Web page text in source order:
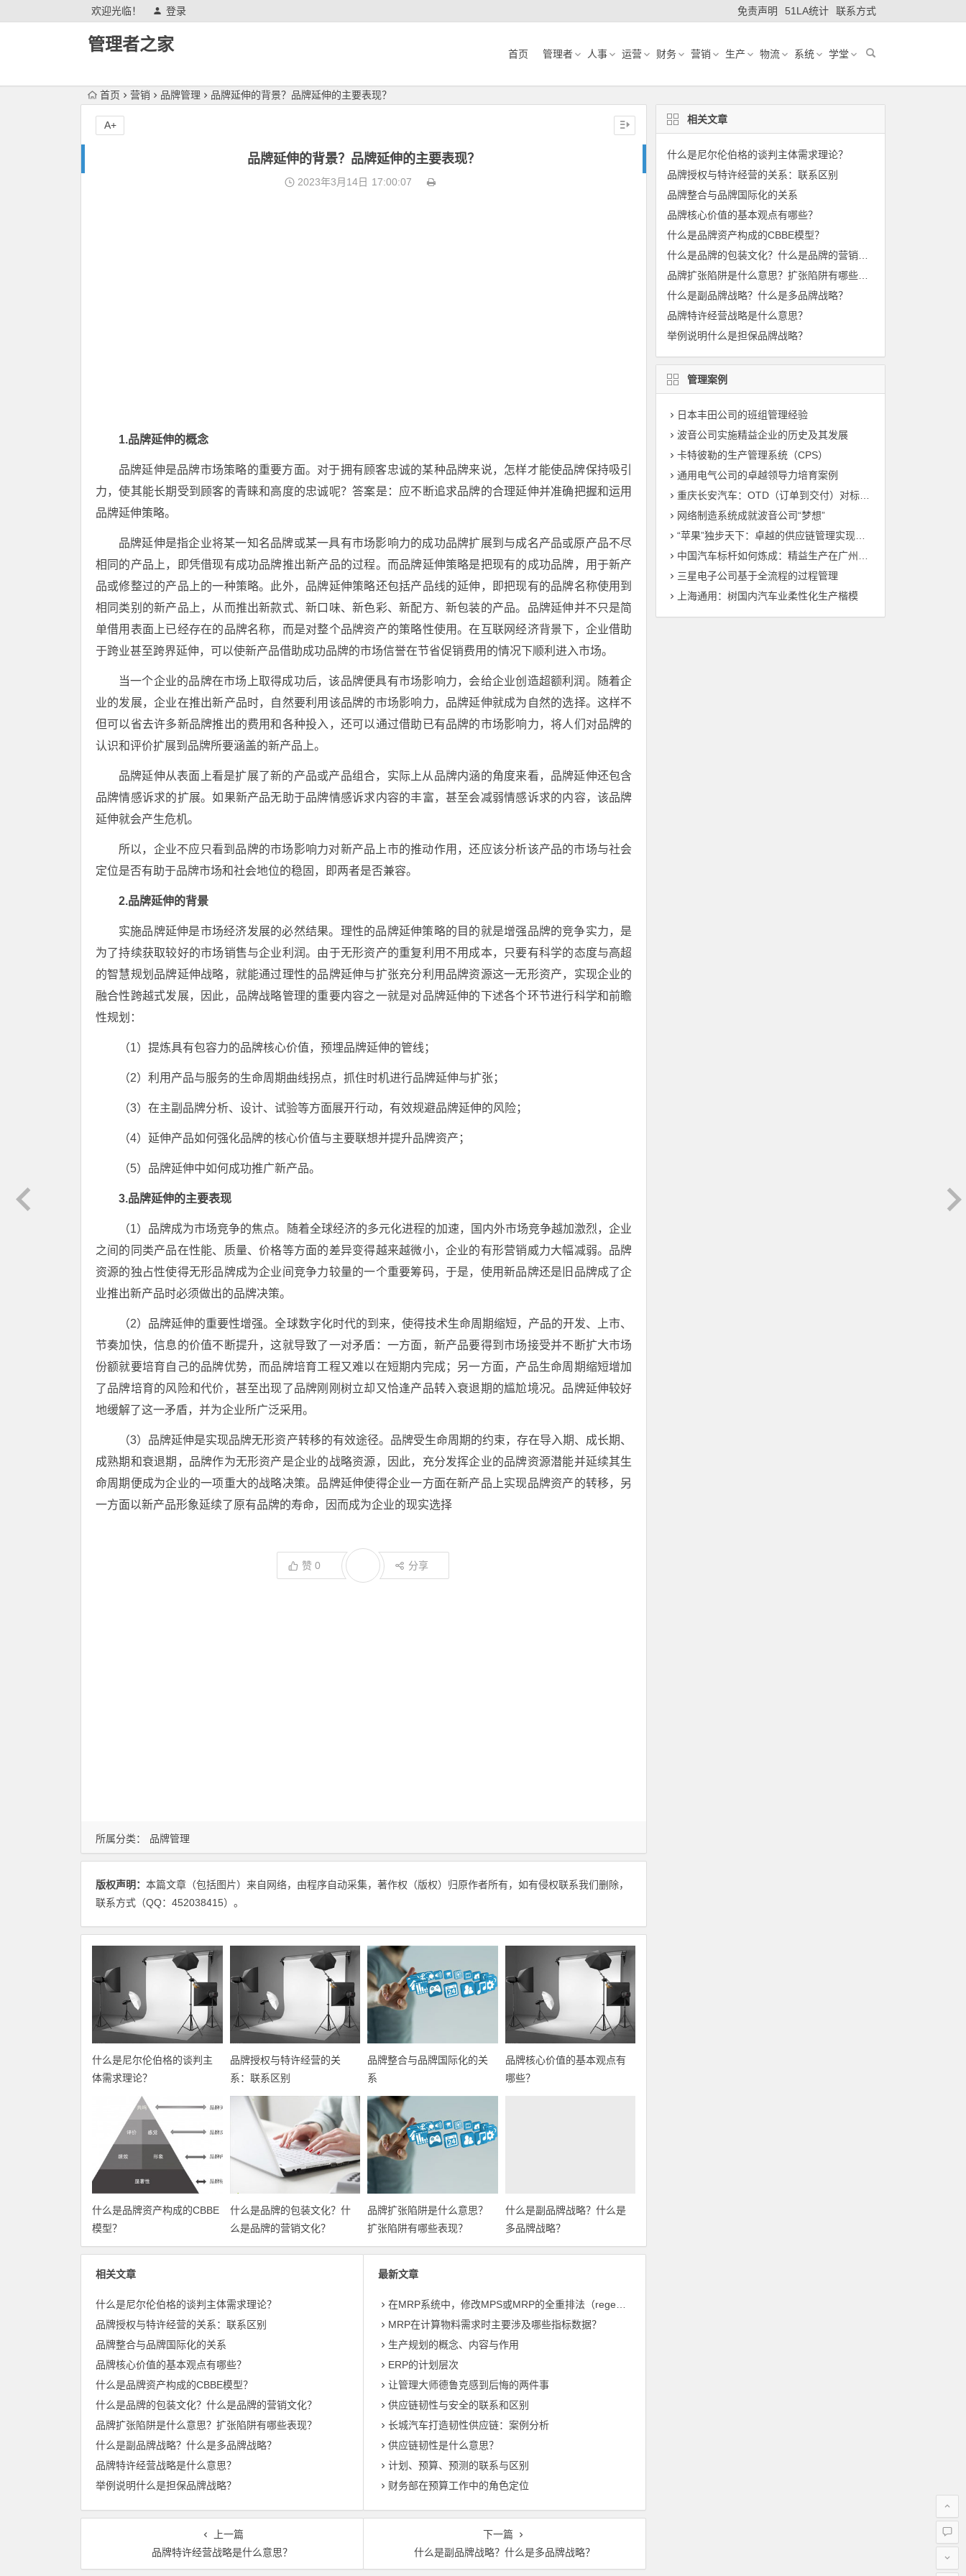
欢迎光临！ 登录 免责声明 51LA统计 联系方式
管理者之家 首页 管理者 人事 运营 财务 营销 生产 物流 系统 学堂
首页 营销 品牌管理 品牌延伸的背景？品牌延伸的主要表现？
品牌延伸的背景？品牌延伸的主要表现？
2023年3月14日 17:00:07
1.品牌延伸的概念
品牌延伸是品牌市场策略的重要方面。对于拥有顾客忠诚的某种品牌来说，怎样才能使品牌保持吸引
力，使其能长期受到顾客的青睐和高度的忠诚呢？答案是：应不断追求品牌的合理延伸并准确把握和运用
品牌延伸策略。
品牌延伸是指企业将某一知名品牌或某一具有市场影响力的成功品牌扩展到与成名产品或原产品不尽
相同的产品上，即凭借现有成功品牌推出新产品的过程。而品牌延伸策略是把现有的成功品牌，用于新产
品或修整过的产品上的一种策略。此外，品牌延伸策略还包括产品线的延伸，即把现有的品牌名称使用到
相同类别的新产品上，从而推出新款式、新口味、新色彩、新配方、新包装的产品。品牌延伸并不只是简
单借用表面上已经存在的品牌名称，而是对整个品牌资产的策略性使用。在互联网经济背景下，企业借助
于跨业甚至跨界延伸，可以使新产品借助成功品牌的市场信誉在节省促销费用的情况下顺利进入市场。
当一个企业的品牌在市场上取得成功后，该品牌便具有市场影响力，会给企业创造超额利润。随着企
业的发展，企业在推出新产品时，自然要利用该品牌的市场影响力，品牌延伸就成为自然的选择。这样不
但可以省去许多新品牌推出的费用和各种投入，还可以通过借助已有品牌的市场影响力，将人们对品牌的
认识和评价扩展到品牌所要涵盖的新产品上。
品牌延伸从表面上看是扩展了新的产品或产品组合，实际上从品牌内涵的角度来看，品牌延伸还包含
品牌情感诉求的扩展。如果新产品无助于品牌情感诉求内容的丰富，甚至会减弱情感诉求的内容，该品牌
延伸就会产生危机。
所以，企业不应只看到品牌的市场影响力对新产品上市的推动作用，还应该分析该产品的市场与社会
定位是否有助于品牌市场和社会地位的稳固，即两者是否兼容。
2.品牌延伸的背景
实施品牌延伸是市场经济发展的必然结果。理性的品牌延伸策略的目的就是增强品牌的竞争实力，是
为了持续获取较好的市场销售与企业利润。由于无形资产的重复利用不用成本，只要有科学的态度与高超
的智慧规划品牌延伸战略，就能通过理性的品牌延伸与扩张充分利用品牌资源这一无形资产，实现企业的
融合性跨越式发展，因此，品牌战略管理的重要内容之一就是对品牌延伸的下述各个环节进行科学和前瞻
性规划：
（1）提炼具有包容力的品牌核心价值，预埋品牌延伸的管线；
（2）利用产品与服务的生命周期曲线拐点，抓住时机进行品牌延伸与扩张；
（3）在主副品牌分析、设计、试验等方面展开行动，有效规避品牌延伸的风险；
（4）延伸产品如何强化品牌的核心价值与主要联想并提升品牌资产；
（5）品牌延伸中如何成功推广新产品。
3.品牌延伸的主要表现
（1）品牌成为市场竞争的焦点。随着全球经济的多元化进程的加速，国内外市场竞争越加激烈，企业
之间的同类产品在性能、质量、价格等方面的差异变得越来越微小，企业的有形营销威力大幅减弱。品牌
资源的独占性使得无形品牌成为企业间竞争力较量的一个重要筹码，于是，使用新品牌还是旧品牌成了企
业推出新产品时必须做出的品牌决策。
（2）品牌延伸的重要性增强。全球数字化时代的到来，使得技术生命周期缩短，产品的开发、上市、
节奏加快，信息的价值不断提升，这就导致了一对矛盾：一方面，新产品要得到市场接受并不断扩大市场
份额就要培育自己的品牌优势，而品牌培育工程又难以在短期内完成；另一方面，产品生命周期缩短增加
了品牌培育的风险和代价，甚至出现了品牌刚刚树立却又恰逢产品转入衰退期的尴尬境况。品牌延伸较好
地缓解了这一矛盾，并为企业所广泛采用。
（3）品牌延伸是实现品牌无形资产转移的有效途径。品牌受生命周期的约束，存在导入期、成长期、
成熟期和衰退期，品牌作为无形资产是企业的战略资源，因此，充分发挥企业的品牌资源潜能并延续其生
命周期便成为企业的一项重大的战略决策。品牌延伸使得企业一方面在新产品上实现品牌资产的转移，另
一方面以新产品形象延续了原有品牌的寿命，因而成为企业的现实选择
赞 0 分享
A+
所属分类： 品牌管理
版权声明： 本篇文章（包括图片）来自网络，由程序自动采集，著作权（版权）归原作者所有，如有侵权联系我们删除，
联系方式（QQ：452038415）。
什么是尼尔伦伯格的谈判主
体需求理论？
品牌授权与特许经营的关
系：联系区别
品牌整合与品牌国际化的关
系
品牌核心价值的基本观点有
哪些？
什么是品牌资产构成的CBBE
模型？
什么是品牌的包装文化？什
么是品牌的营销文化？
品牌扩张陷阱是什么意思？
扩张陷阱有哪些表现？
什么是副品牌战略？什么是
多品牌战略？
相关文章
什么是尼尔伦伯格的谈判主体需求理论？
品牌授权与特许经营的关系：联系区别
品牌整合与品牌国际化的关系
品牌核心价值的基本观点有哪些？
什么是品牌资产构成的CBBE模型？
什么是品牌的包装文化？什么是品牌的营销文化？
品牌扩张陷阱是什么意思？扩张陷阱有哪些表现？
什么是副品牌战略？什么是多品牌战略？
品牌特许经营战略是什么意思？
举例说明什么是担保品牌战略？
最新文章
在MRP系统中，修改MPS或MRP的全重排法（regeneration）和净改变法？
MRP在计算物料需求时主要涉及哪些指标数据？
生产规划的概念、内容与作用
ERP的计划层次
让管理大师德鲁克感到后悔的两件事
供应链韧性与安全的联系和区别
长城汽车打造韧性供应链：案例分析
供应链韧性是什么意思？
计划、预算、预测的联系与区别
财务部在预算工作中的角色定位
上一篇
品牌特许经营战略是什么意思？
下一篇
什么是副品牌战略？什么是多品牌战略？
相关文章
什么是尼尔伦伯格的谈判主体需求理论？
品牌授权与特许经营的关系：联系区别
品牌整合与品牌国际化的关系
品牌核心价值的基本观点有哪些？
什么是品牌资产构成的CBBE模型？
品牌扩张陷阱是什么意思？扩张陷阱有哪些表现？
什么是副品牌战略？什么是多品牌战略？
品牌特许经营战略是什么意思？
举例说明什么是担保品牌战略？
管理案例
日本丰田公司的班组管理经验
波音公司实施精益企业的历史及其发展
卡特彼勒的生产管理系统（CPS）
通用电气公司的卓越领导力培育案例
重庆长安汽车：OTD（订单到交付）对标管理（标杆管理）
网络制造系统成就波音公司“梦想”
“苹果”独步天下：卓越的供应链管理实现敏捷制造
中国汽车标杆如何炼成：精益生产在广州丰田的运用
三星电子公司基于全流程的过程管理
上海通用：树国内汽车业柔性化生产楷模